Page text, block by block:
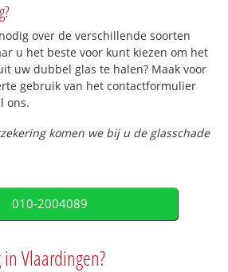
over de verschillende soorten
u het beste voor kunt kiezen om het
uw dubbel glas te halen? Maak voor
gebruik van het contactformulier
ons.
komen we bij u de glasschade
010-2004089
Vlaardingen?